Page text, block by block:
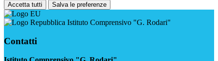
Accetta tutti Salva le preferenze
Istituto Comprensivo "G. Rodari"
Contatti